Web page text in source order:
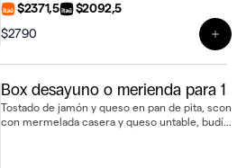
tomate, huevo duro y mayonesa, 2 mini
scones de queso, 2 bollos, 2 mini tartaletas de
limón y merengue, 2 budincitos de limón y
medianas, 2 brownies con dulce de leche y
de naranja natural
$2371,5
$2092,5
$2790
Ver
Box desayuno o merienda para 1
Tostado de jamón y queso en pan de pita, scon
con mermelada casera y queso untable, budín